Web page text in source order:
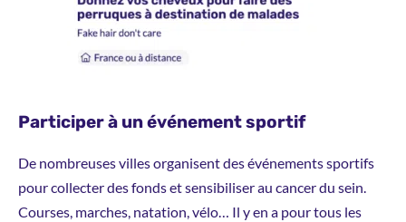
Participer à un événement sportif
De nombreuses villes organisent des événements sportifs
pour collecter des fonds et sensibiliser au cancer du sein.
Courses, marches, natation, vélo… Il y en a pour tous les